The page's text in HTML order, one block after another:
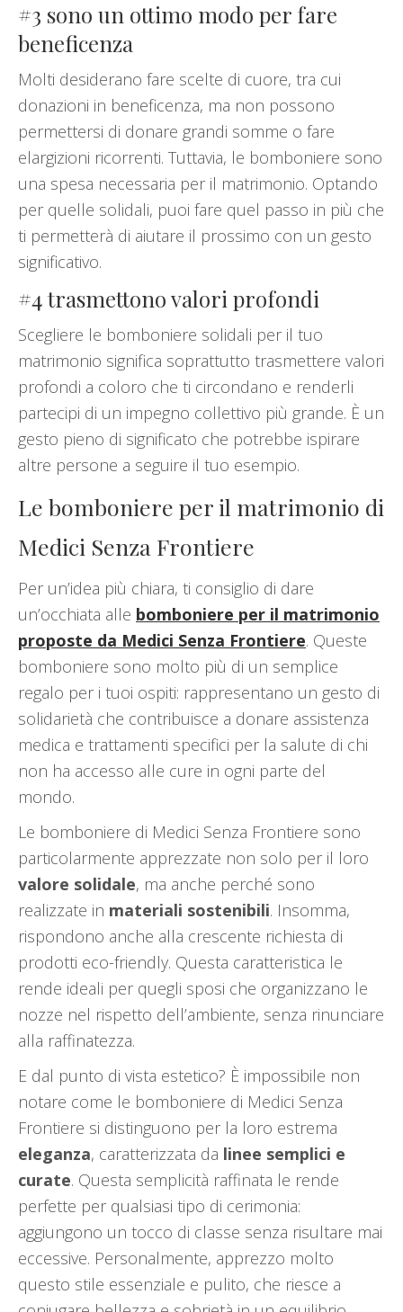
#3 sono un ottimo modo per fare
beneficenza
Molti desiderano fare scelte di cuore, tra cui
donazioni in beneficenza, ma non possono
permettersi di donare grandi somme o fare
elargizioni ricorrenti. Tuttavia, le bomboniere sono
una spesa necessaria per il matrimonio. Optando
per quelle solidali, puoi fare quel passo in più che
ti permetterà di aiutare il prossimo con un gesto
significativo.
#4 trasmettono valori profondi
Scegliere le bomboniere solidali per il tuo
matrimonio significa soprattutto trasmettere valori
profondi a coloro che ti circondano e renderli
partecipi di un impegno collettivo più grande. È un
gesto pieno di significato che potrebbe ispirare
altre persone a seguire il tuo esempio.
Le bomboniere per il matrimonio di
Medici Senza Frontiere
Per un’idea più chiara, ti consiglio di dare
un’occhiata alle bomboniere per il matrimonio
proposte da Medici Senza Frontiere. Queste
bomboniere sono molto più di un semplice
regalo per i tuoi ospiti: rappresentano un gesto di
solidarietà che contribuisce a donare assistenza
medica e trattamenti specifici per la salute di chi
non ha accesso alle cure in ogni parte del
mondo.
Le bomboniere di Medici Senza Frontiere sono
particolarmente apprezzate non solo per il loro
valore solidale, ma anche perché sono
realizzate in materiali sostenibili. Insomma,
rispondono anche alla crescente richiesta di
prodotti eco-friendly. Questa caratteristica le
rende ideali per quegli sposi che organizzano le
nozze nel rispetto dell’ambiente, senza rinunciare
alla raffinatezza.
E dal punto di vista estetico? È impossibile non
notare come le bomboniere di Medici Senza
Frontiere si distinguono per la loro estrema
eleganza, caratterizzata da linee semplici e
curate. Questa semplicità raffinata le rende
perfette per qualsiasi tipo di cerimonia:
aggiungono un tocco di classe senza risultare mai
eccessive. Personalmente, apprezzo molto
questo stile essenziale e pulito, che riesce a